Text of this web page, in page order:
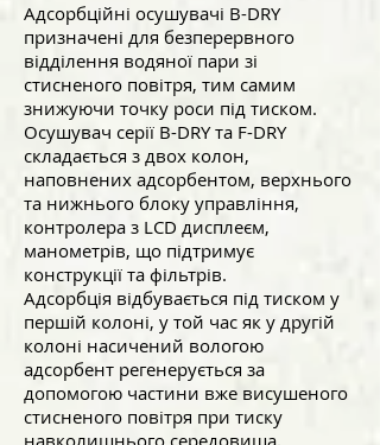
Адсорбційні осушувачі В-DRY
призначені для безперервного
відділення водяної пари зі
стисненого повітря, тим самим
знижуючи точку роси під тиском.
Осушувач серії В-DRY та F-DRY
складається з двох колон,
наповнених адсорбентом, верхнього
та нижнього блоку управління,
контролера з LCD дисплеєм,
манометрів, що підтримує
конструкції та фільтрів.
Адсорбція відбувається під тиском у
першій колоні, у той час як у другій
колоні насичений вологою
адсорбент регенерується за
допомогою частини вже висушеного
стисненого повітря при тиску
навколишнього середовища.